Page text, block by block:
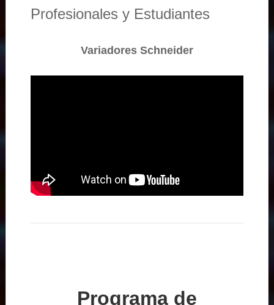
Profesionales y Estudiantes
Variadores Schneider
Programa de